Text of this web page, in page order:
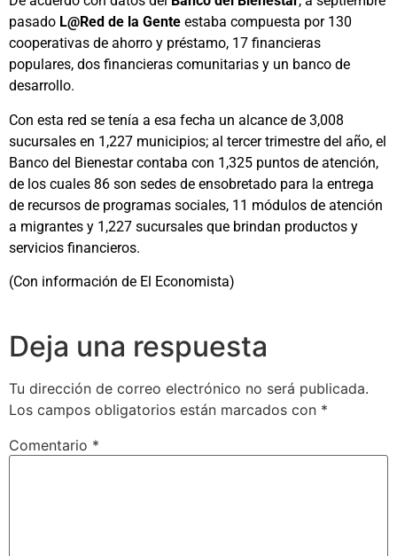
pasado L@Red de la Gente estaba compuesta por 130
cooperativas de ahorro y préstamo, 17 financieras
populares, dos financieras comunitarias y un banco de
desarrollo.
Con esta red se tenía a esa fecha un alcance de 3,008
sucursales en 1,227 municipios; al tercer trimestre del año, el
Banco del Bienestar contaba con 1,325 puntos de atención,
de los cuales 86 son sedes de ensobretado para la entrega
de recursos de programas sociales, 11 módulos de atención
a migrantes y 1,227 sucursales que brindan productos y
servicios financieros.
(Con información de El Economista)
Deja una respuesta
Tu dirección de correo electrónico no será publicada.
Los campos obligatorios están marcados con *
Comentario *